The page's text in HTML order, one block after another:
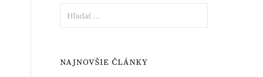
NAJNOVŠIE ČLÁNKY